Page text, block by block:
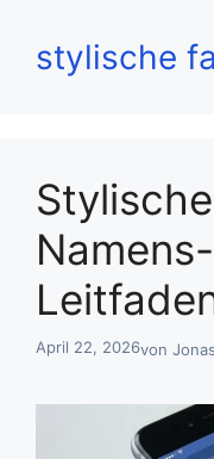
stylische
April 22, 2026von Jonas